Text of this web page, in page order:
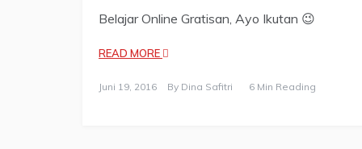
Belajar Online Gratisan, Ayo Ikutan 😉
READ MORE
Juni 19, 2016 By Dina Safitri 6 Min Reading